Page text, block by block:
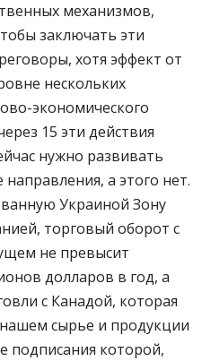
механизмов,
заключать эти
хотя эффект от
нескольких
экономического
15 эти действия
нужно развивать
а этого нет.
Украиной Зону
торговый оборот с
не превысит
долларов в год, а
с Канадой, которая
сырье и продукции
подписания которой,